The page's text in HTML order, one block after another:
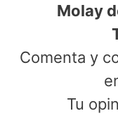
Molay
Comenta y
Tu